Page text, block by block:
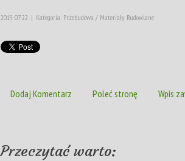
2019-07-22 | Kategoria: Przebudowa / Materiały Budowlane
Dodaj Komentarz Poleć stronę Wpis
Przeczytać warto: